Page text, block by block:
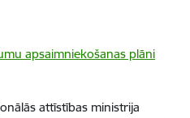
apsaimniekošanas plāni
attīstības ministrija